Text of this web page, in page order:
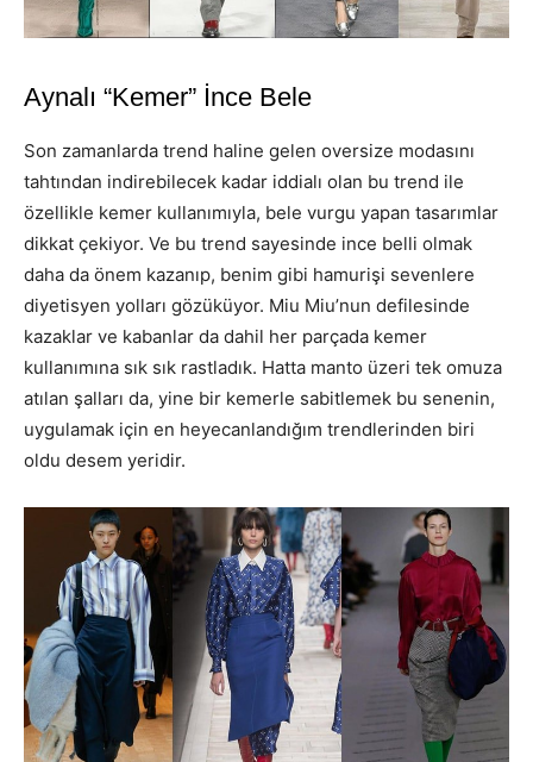
Aynalı “Kemer” İnce Bele
Son zamanlarda trend haline gelen oversize modasını
tahtından indirebilecek kadar iddialı olan bu trend ile
özellikle kemer kullanımıyla, bele vurgu yapan tasarımlar
dikkat çekiyor. Ve bu trend sayesinde ince belli olmak
daha da önem kazanıp, benim gibi hamurişi sevenlere
diyetisyen yolları gözüküyor. Miu Miu’nun defilesinde
kazaklar ve kabanlar da dahil her parçada kemer
kullanımına sık sık rastladık. Hatta manto üzeri tek omuza
atılan şalları da, yine bir kemerle sabitlemek bu senenin,
uygulamak için en heyecanlandığım trendlerinden biri
oldu desem yeridir.